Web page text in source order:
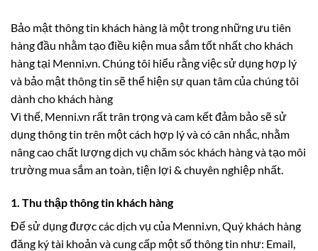
Bảo mật thông tin khách hàng là một trong những ưu tiên
hàng đầu nhằm tạo điều kiện mua sắm tốt nhất cho khách
hàng tại Menni.vn. Chúng tôi hiểu rằng việc sử dụng hợp lý
và bảo mật thông tin sẽ thể hiện sự quan tâm của chúng tôi
dành cho khách hàng
Vì thế, Menni.vn rất trân trọng và cam kết đảm bảo sẽ sử
dụng thông tin trên một cách hợp lý và có cân nhắc, nhằm
nâng cao chất lượng dịch vụ chăm sóc khách hàng và tạo môi
trường mua sắm an toàn, tiện lợi & chuyên nghiệp nhất.
1. Thu thập thông tin khách hàng
Để sử dụng được các dịch vụ của Menni.vn, Quý khách hàng
đăng ký tài khoản và cung cấp một số thông tin như: Email,